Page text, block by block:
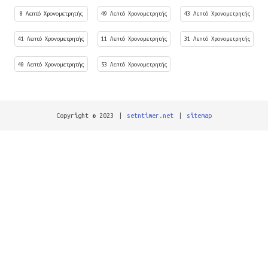
8 Λεπτό Χρονομετρητής 49 Λεπτό Χρονομετρητής 43 Λεπτό Χρονομετρητής
41 Λεπτό Χρονομετρητής 11 Λεπτό Χρονομετρητής 31 Λεπτό Χρονομετρητής
40 Λεπτό Χρονομετρητής 53 Λεπτό Χρονομετρητής
Copyright © 2023 setntimer.net sitemap